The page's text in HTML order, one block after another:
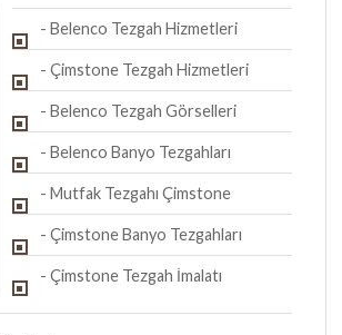
- Belenco Tezgah Hizmetleri
- Çimstone Tezgah Hizmetleri
- Belenco Tezgah Görselleri
- Belenco Banyo Tezgahları
- Mutfak Tezgahı Çimstone
- Çimstone Banyo Tezgahları
- Çimstone Tezgah İmalatı